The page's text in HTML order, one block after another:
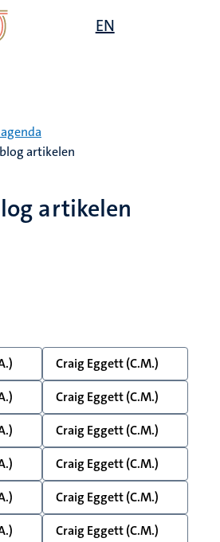
EN
artikelen
artikelen
Craig Eggett (C.M.)
Craig Eggett (C.M.)
Craig Eggett (C.M.)
Craig Eggett (C.M.)
Craig Eggett (C.M.)
Craig Eggett (C.M.)